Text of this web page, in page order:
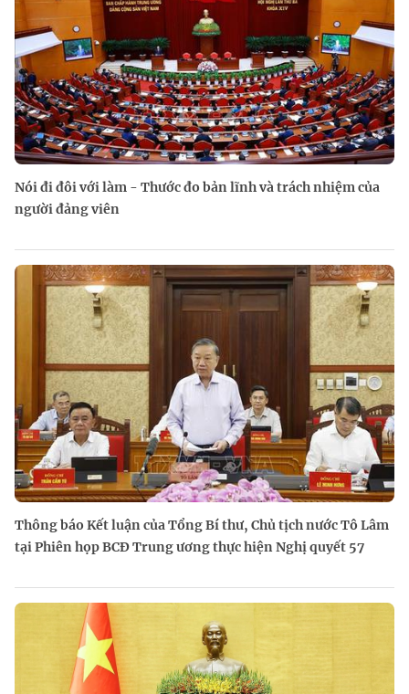
Nói đi đôi với làm - Thước đo bản lĩnh và trách nhiệm của
người đảng viên
Thông báo Kết luận của Tổng Bí thư, Chủ tịch nước Tô Lâm
tại Phiên họp BCĐ Trung ương thực hiện Nghị quyết 57